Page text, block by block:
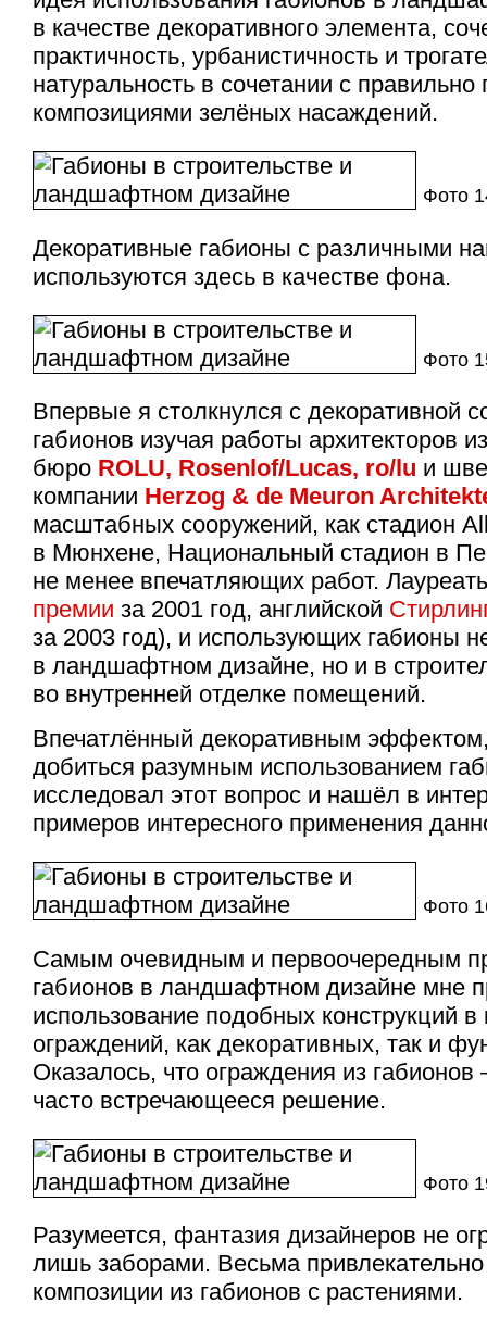
в качестве декоративного элемента,
практичность, урбанистичность и
натуральность в сочетании с
композициями зелёных насаждений.
Фото
Декоративные габионы с различными
используются здесь в качестве фона.
Фото
Впервые я столкнулся с декоративной
габионов изучая работы архитекторов
бюро ROLU, Rosenlof/Lucas, ro/lu и
компании Herzog & de Meuron
масштабных сооружений, как стадион
в Мюнхене, Национальный стадион в
не менее впечатляющих работ.
премии за 2001 год, английской
за 2003 год), и использующих габионы
в ландшафтном дизайне, но и в
во внутренней отделке помещений.
Впечатлённый декоративным
добиться разумным использованием
исследовал этот вопрос и нашёл в
примеров интересного применения
Фото
Самым очевидным и первоочередным
габионов в ландшафтном дизайне мне
использование подобных конструкций в
ограждений, как декоративных, так и
Оказалось, что ограждения из
часто встречающееся решение.
Фото
Разумеется, фантазия дизайнеров не
лишь заборами. Весьма
композиции из габионов с растениями.